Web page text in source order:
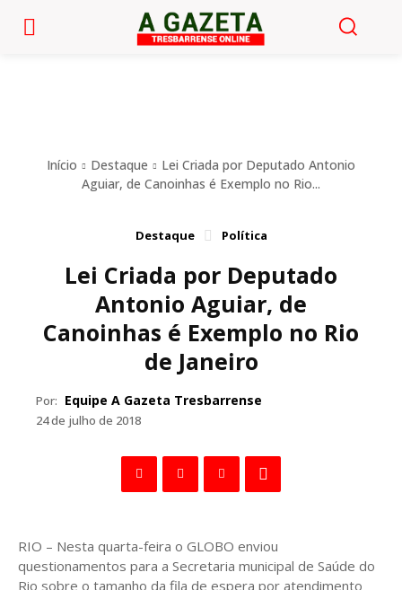
Início Destaque
Lei Criada por Deputado Antonio
Aguiar, de Canoinhas é Exemplo no Rio...
Destaque Política
Lei Criada por Deputado
Antonio Aguiar, de
Canoinhas é Exemplo no Rio
de Janeiro
Por: Equipe A Gazeta Tresbarrense
24 de julho de 2018
RIO – Nesta quarta-feira o GLOBO enviou
questionamentos para a Secretaria municipal de Saúde do
Rio sobre o tamanho da fila de espera por atendimento